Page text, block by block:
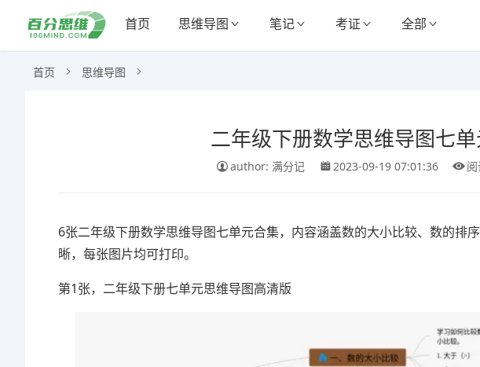
首页 思维导图 笔记 考证 全部
首页 思维导图
二年级下册数学思维导图七
author: 满分记 2023-09-19 07:01:36
6张二年级下册数学思维导图七单元合集，内容涵盖数的大小比较、数的排
晰，每张图片均可打印。
第1张，二年级下册七单元思维导图高清版